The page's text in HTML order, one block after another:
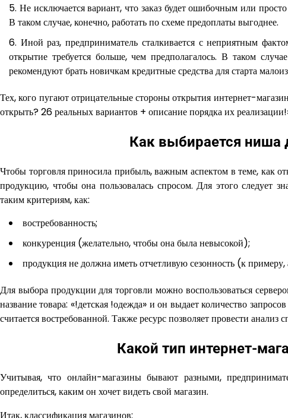
Не исключается вариант, что заказ будет ошибочным или
В таком случае, конечно, работать по схеме предоплаты выгоднее.
Иной раз, предприниматель сталкивается с неприятным
открытие требуется больше, чем предполагалось. В таком
рекомендуют брать новичкам кредитные средства для старта
Тех, кого пугают отрицательные стороны открытия интернет-
открыть? 26 реальных вариантов + описание порядка их
Как выбирается ниша
Чтобы торговля приносила прибыль, важным аспектом в теме, как
продукцию, чтобы она пользовалась спросом. Для этого следует
таким критериям, как:
востребованность;
конкуренция (желательно, чтобы она была невысокой);
продукция не должна иметь отчетливую сезонность (к
Для выбора продукции для торговли можно воспользоваться
название товара: «!детская !одежда» и он выдает количество
считается востребованной. Также ресурс позволяет провести анализ
Какой тип интернет-
Учитывая, что онлайн-магазины бывают разными,
определиться, каким он хочет видеть свой магазин.